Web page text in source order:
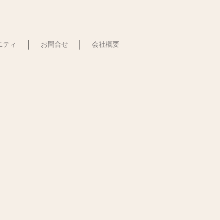
ティ お問合せ 会社概要